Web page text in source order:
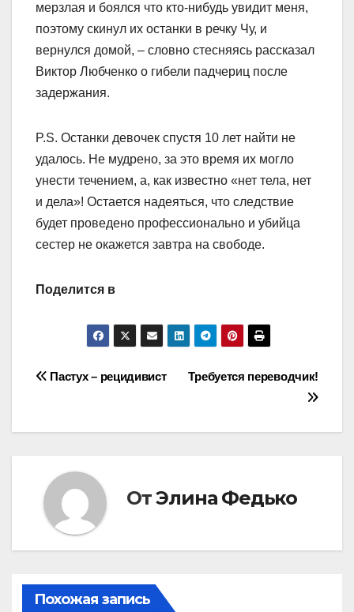
мерзлая и боялся что кто-нибудь увидит меня,
поэтому скинул их останки в речку Чу, и
вернулся домой, – словно стесняясь рассказал
Виктор Любченко о гибели падчериц после
задержания.
P.S. Останки девочек спустя 10 лет найти не
удалось. Не мудрено, за это время их могло
унести течением, а, как известно «нет тела, нет
и дела»! Остается надеяться, что следствие
будет проведено профессионально и убийца
сестер не окажется завтра на свободе.
Поделится в
Навигация
Требуется переводчик!
Пастух – рецидивист
ОтЭлина Федько
Похожая запись